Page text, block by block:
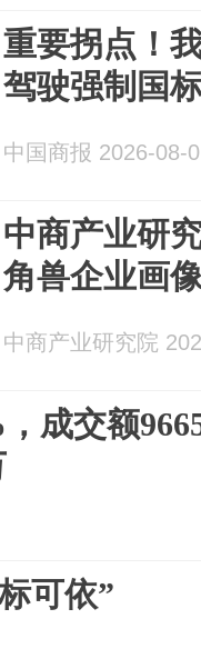
重要拐点！
驾驶强制国
中国商报 2026-08-
中商产业研
角兽企业画
中商产业研究院
成交额
可依”